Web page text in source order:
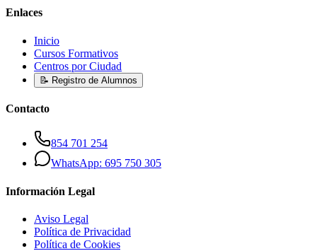
Enlaces
Inicio
Cursos Formativos
Centros por Ciudad
📝 Registro de Alumnos
Contacto
854 701 254
WhatsApp: 695 750 305
Información Legal
Aviso Legal
Política de Privacidad
Política de Cookies